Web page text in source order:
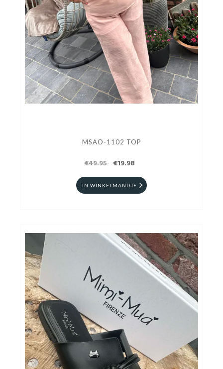
MSAO-1102 TOP
€49.95 €19.98
IN WINKELMANDJE